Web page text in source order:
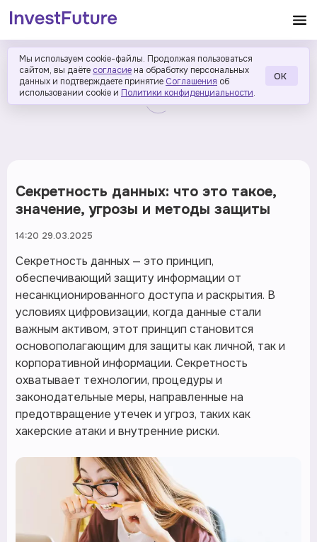
Мы используем cookie-файлы. Продолжая пользоваться
сайтом, вы даёте согласие на обработку персональных
данных и подтверждаете принятие Соглашения об
использовании cookie и Политики конфиденциальности.
ОК
Секретность данных: что это такое,
значение, угрозы и методы защиты
14:20 29.03.2025
Секретность данных — это принцип,
обеспечивающий защиту информации от
несанкционированного доступа и раскрытия. В
условиях цифровизации, когда данные стали
важным активом, этот принцип становится
основополагающим для защиты как личной, так и
корпоративной информации. Секретность
охватывает технологии, процедуры и
законодательные меры, направленные на
предотвращение утечек и угроз, таких как
хакерские атаки и внутренние риски.